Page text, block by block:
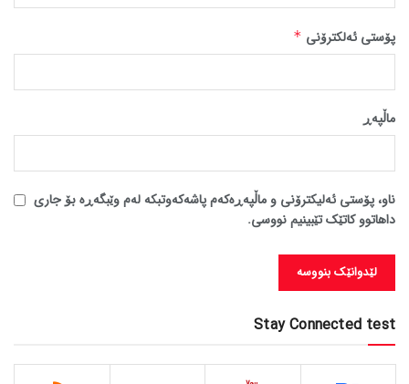
پۆستی ئەلکترۆنی *
ماڵپه‌ڕ
ناو، پۆستی ئەلیکترۆنی و ماڵپەڕەکەم پاشەکەوتبکە لەم وێبگەڕە بۆ جاری
داهاتوو کاتێک تێبینیم نووسی.
Stay Connected test